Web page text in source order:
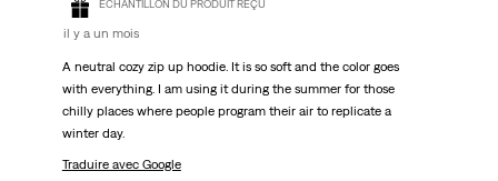
ÉCHANTILLON DU PRODUIT REÇU
il y a un mois
A neutral cozy zip up hoodie. It is so soft and the color goes
with everything. I am using it during the summer for those
chilly places where people program their air to replicate a
winter day.
Traduire avec Google